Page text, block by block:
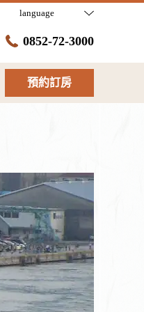
language
0852-72-3000
預約訂房